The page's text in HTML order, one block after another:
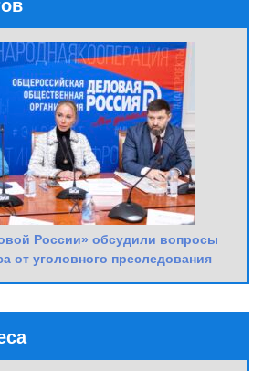
России» обсудили вопросы
от уголовного преследования